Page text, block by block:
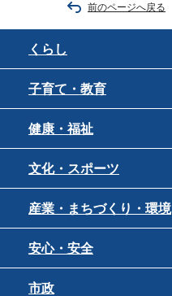
前のページへ戻る
くらし
子育て・教育
健康・福祉
文化・スポーツ
産業・まちづくり・環境
安心・安全
市政